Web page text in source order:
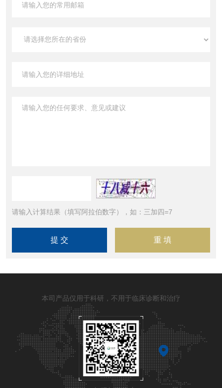
请输入计算结果（填写阿拉伯数字），如：三加四=7
本司产品仅用于科研，不用于临床诊断和治疗